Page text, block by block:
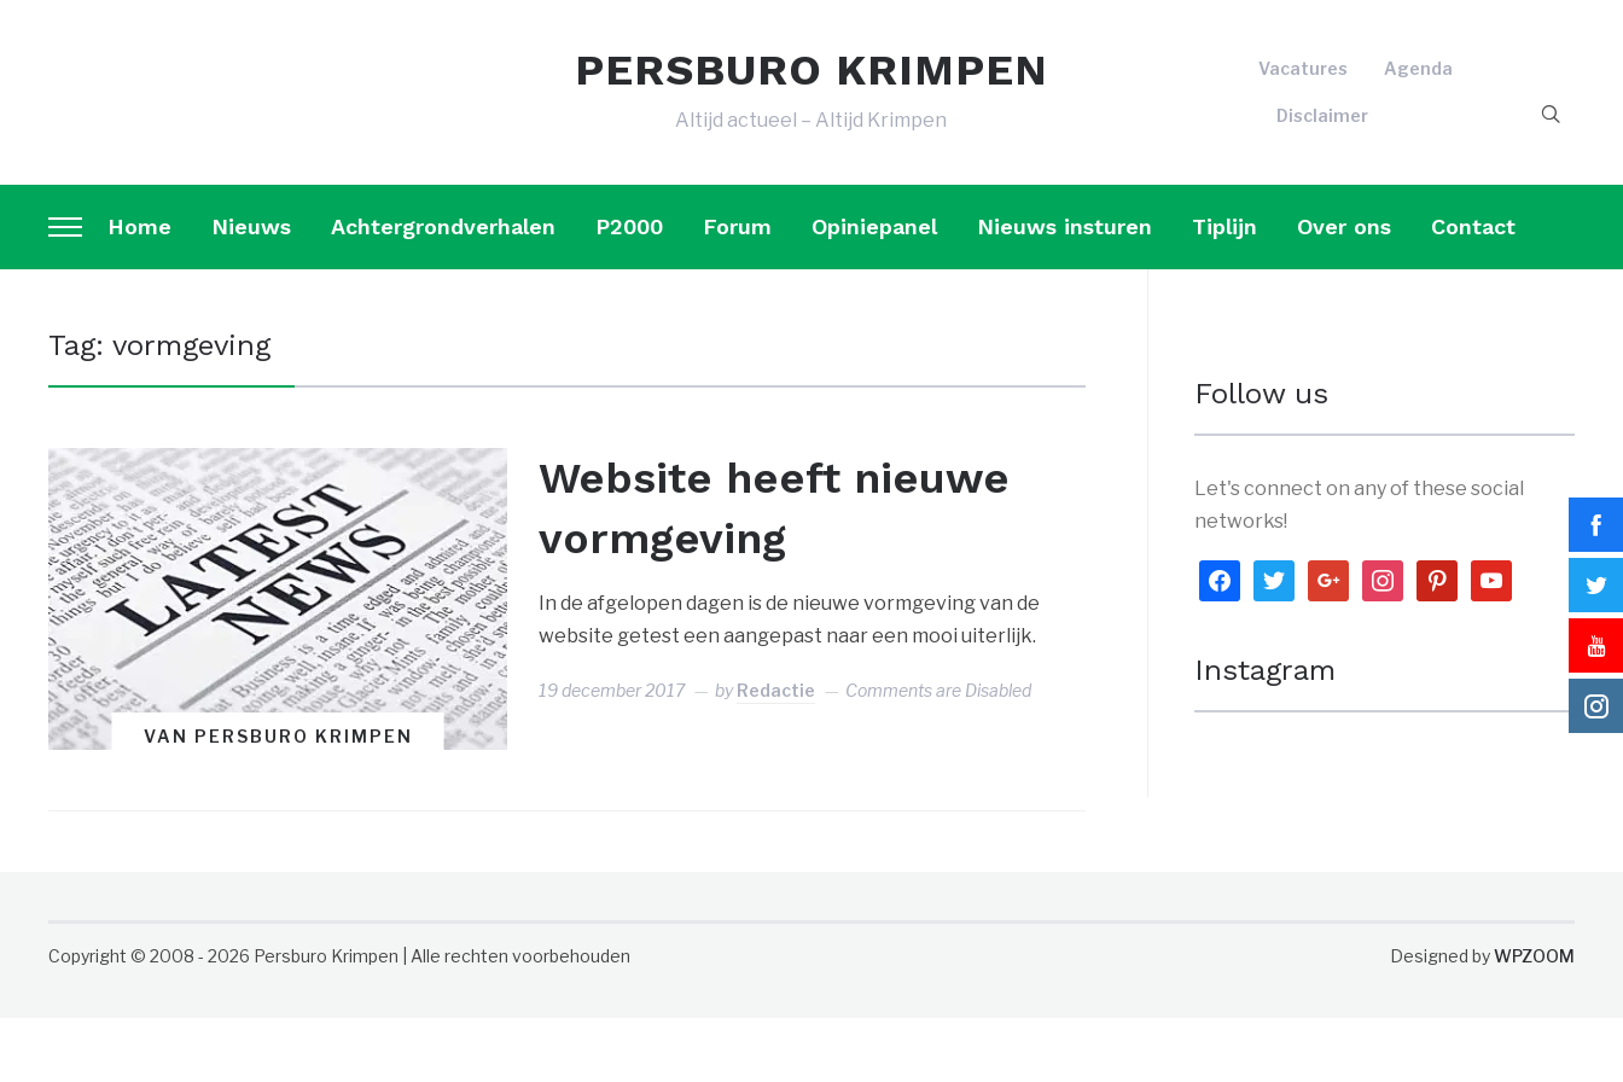
PERSBURO KRIMPEN
Altijd actueel – Altijd Krimpen
Vacatures Agenda
Disclaimer
Toggle
sidebar
navigation
Home Nieuws Achtergrondverhalen P2000 Forum Opiniepanel Nieuws insturen Tiplijn Over ons Contact
Tag:vormgeving
VAN PERSBURO KRIMPEN
Website heeft nieuwe
vormgeving
In de afgelopen dagen is de nieuwe vormgeving van de
website getest een aangepast naar een mooi uiterlijk.
19 december 2017 byRedactie Comments are Disabled
Follow us
Let's connect on any of these social
networks!
facebooktwittergoogle instagrampinterestyoutube
Instagram
Copyright © 2008 - 2026 Persburo Krimpen | Alle rechten voorbehouden Designed byWPZOOM